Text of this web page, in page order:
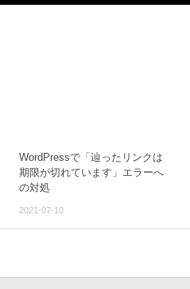
WordPressで「辿ったリンクは
期限が切れています」エラーへ
の対処
2021-07-10